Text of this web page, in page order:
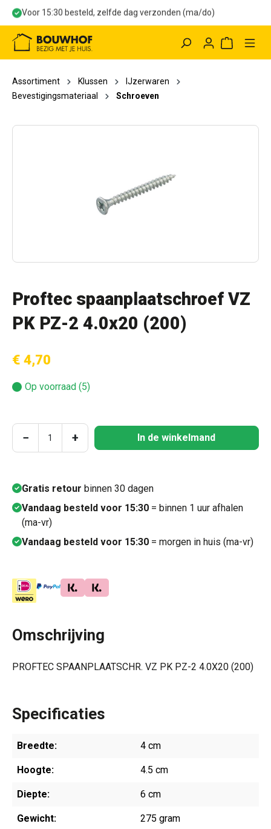
Voor 15:30 besteld, zelfde dag verzonden (ma/do)
Assortiment Klussen
IJzerwaren
Bevestigingsmateriaal
Schroeven
Proftec spaanplaatschroef VZ
PK PZ-2 4.0x20 (200)
€ 4,70
Op voorraad (5)
Producthoeveelheid: Voer de gewenste
− + In de winkelmand
Gratis retour binnen 30 dagen
Vandaag besteld voor 15:30 = binnen 1 uur afhalen
(ma-vr)
Vandaag besteld voor 15:30 = morgen in huis (ma-vr)
Omschrijving
PROFTEC SPAANPLAATSCHR. VZ PK PZ-2 4.0X20 (200)
Specificaties
Breedte: 4 cm
Hoogte: 4.5 cm
Diepte: 6 cm
Gewicht: 275 gram